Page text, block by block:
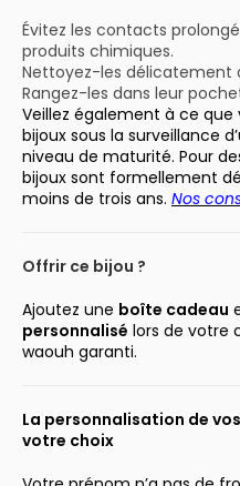
Évitez les contacts
produits chimiques.
Nettoyez-les délicatement
Rangez-les dans leur
Veillez également à ce
bijoux sous la surveillance
niveau de maturité. Pour
bijoux sont formellement
moins de trois ans. Nos
Offrir ce bijou ?
Ajoutez une boîte cadeau
personnalisé lors de votre
waouh garanti.
La personnalisation de
votre choix